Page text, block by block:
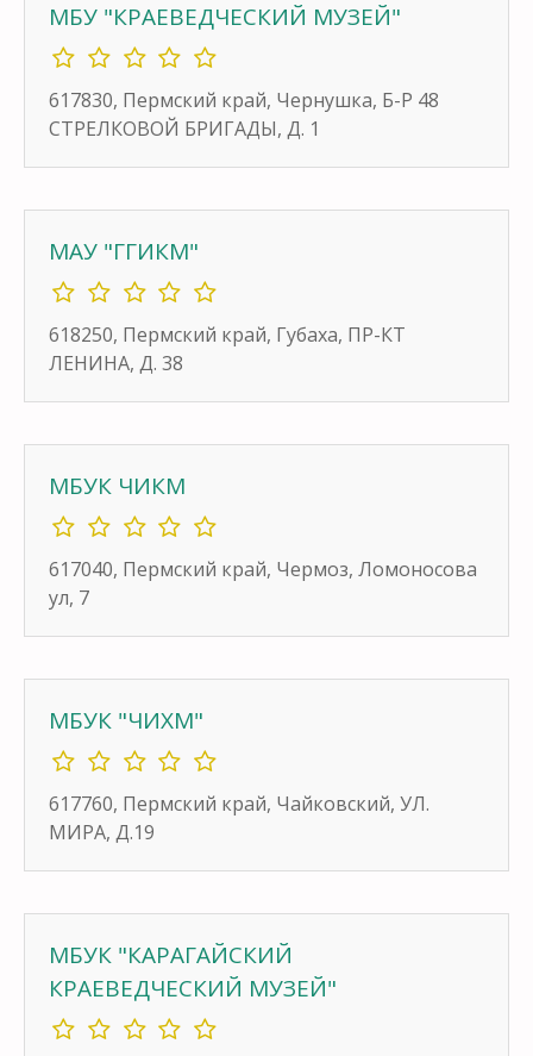
МБУ "КРАЕВЕДЧЕСКИЙ МУЗЕЙ"
617830, Пермский край, Чернушка, Б-Р 48
СТРЕЛКОВОЙ БРИГАДЫ, Д. 1
МАУ "ГГИКМ"
618250, Пермский край, Губаха, ПР-КТ
ЛЕНИНА, Д. 38
МБУК ЧИКМ
617040, Пермский край, Чермоз, Ломоносова
ул, 7
МБУК "ЧИХМ"
617760, Пермский край, Чайковский, УЛ.
МИРА, Д.19
МБУК "КАРАГАЙСКИЙ
КРАЕВЕДЧЕСКИЙ МУЗЕЙ"